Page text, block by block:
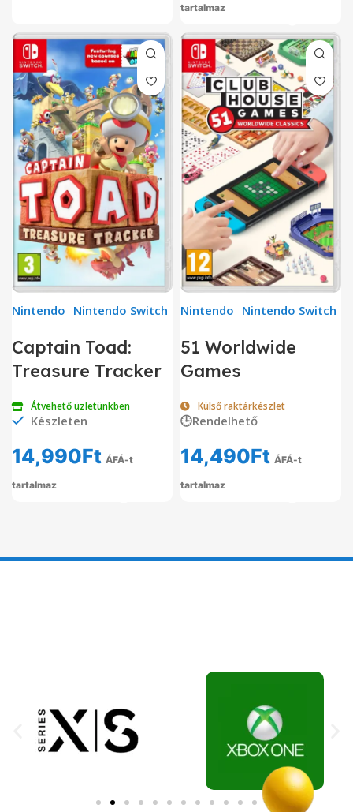
tartalmaz
Nintendo- Nintendo Switch
Captain Toad:
Treasure Tracker
Átvehető üzletünkben
Készleten
14,990Ft ÁFÁ-t
tartalmaz
Nintendo- Nintendo Switch
51 Worldwide
Games
Külső raktárkészlet
🕒Rendelhető
14,490Ft ÁFÁ-t
tartalmaz